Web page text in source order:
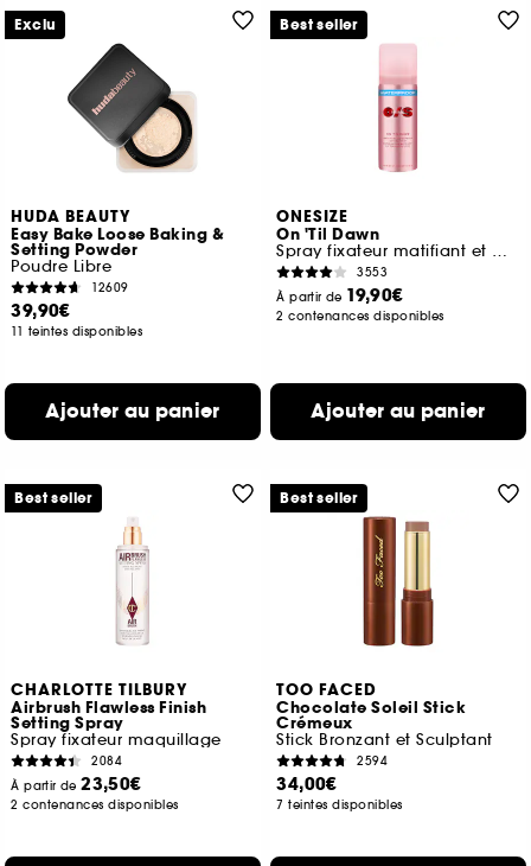
HUDA BEAUTY
Easy Bake Loose Baking &
Setting Powder
Poudre Libre
12609
39,90€
11 teintes disponibles
Ajouter au panier
Exclu
ONESIZE
On 'Til Dawn
Spray fixateur matifiant et waterproof
3553
À partir de 19,90€
2 contenances disponibles
Ajouter au panier
Best seller
CHARLOTTE TILBURY
Airbrush Flawless Finish
Setting Spray
Spray fixateur maquillage
2084
À partir de23,50€
2 contenances disponibles
Best seller
TOO FACED
Chocolate Soleil Stick
Crémeux
Stick Bronzant et Sculptant
2594
34,00€
7 teintes disponibles
Best seller